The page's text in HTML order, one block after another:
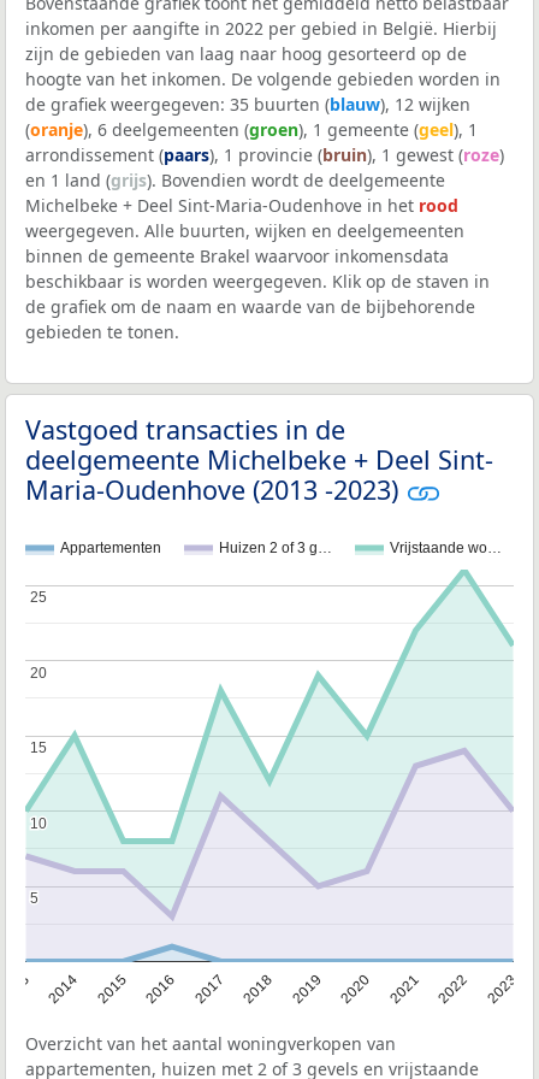
inkomen per aangifte in 2022 per gebied in België. Hierbij
zijn de gebieden van laag naar hoog gesorteerd op de
hoogte van het inkomen. De volgende gebieden worden in
de grafiek weergegeven: 35 buurten (blauw), 12 wijken
(oranje), 6 deelgemeenten (groen), 1 gemeente (geel), 1
arrondissement (paars), 1 provincie (bruin), 1 gewest (roze)
en 1 land (grijs). Bovendien wordt de deelgemeente
Michelbeke + Deel Sint-Maria-Oudenhove in het rood
weergegeven. Alle buurten, wijken en deelgemeenten
binnen de gemeente Brakel waarvoor inkomensdata
beschikbaar is worden weergegeven. Klik op de staven in
de grafiek om de naam en waarde van de bijbehorende
gebieden te tonen.
Vastgoed transacties in de
deelgemeente Michelbeke + Deel Sint-
Maria-Oudenhove (2013 -2023)
Appartementen Huizen 2 of 3 g… Vrijstaande wo…
2014 2015 2016 2017 2018 2019 2020 2021 2022 2023
5
5
10
10
15
15
20
20
25
25
Overzicht van het aantal woningverkopen van
appartementen, huizen met 2 of 3 gevels en vrijstaande